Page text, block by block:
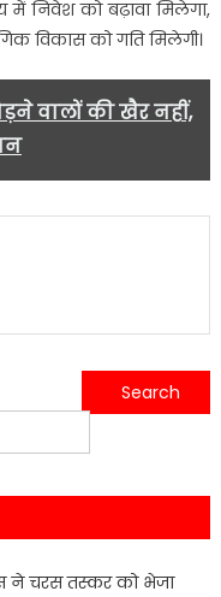
में निवेश को बढ़ावा मिलेगा,
विकास को गति मिलेगी।
वालों की खैर नहीं,
एक क्लिक में सामाजिक सुरक्षा पेंशन जारी, लाखों लाभार्थियों को राहत….
ने चरस तस्कर को भेजा